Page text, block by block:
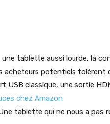
une tablette aussi lourde, la
acheteurs potentiels tolèrent
USB classique, une sortie
chez Amazon
tablette qui ne nous a pas